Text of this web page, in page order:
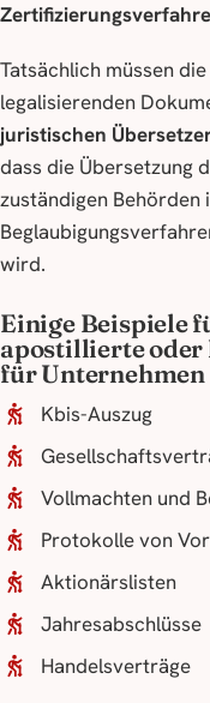
Tatsächlich müssen
legalisierenden
juristischen
dass die Übersetzung
zuständigen Behörden
wird.
Einige Beispiele
apostillierte
für Unternehmen
Kbis-Auszug
Vollmachten und
Protokolle von
Aktionärslisten
Jahresabschlüsse
Handelsverträge